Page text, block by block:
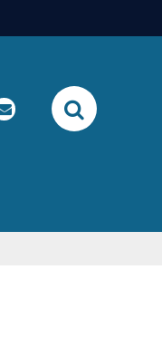
richieste SEARCH